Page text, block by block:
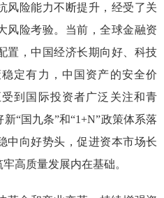
风险能力不断提升， 经受了关
风险考验。 当前，全球金融资
置，中国经济长期向好、科技
定有力，中国资产的安全价
到国际投资者广泛关注和青
新“国九条”和“1+N”政策体系落
中向好势头，促进资本市场长
牢高质量发展内在基础。